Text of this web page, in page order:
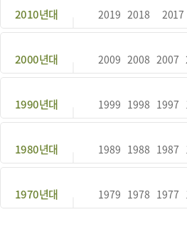
2010년대 2019 2018 2017
2000년대 2009 2008 2007
1990년대 1999 1998 1997
1980년대 1989 1988 1987
1970년대 1979 1978 1977